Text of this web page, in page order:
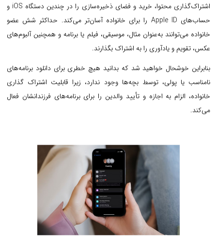
اشتراک‌گذاری محتوا، خرید و فضای ذخیره‌سازی را در چندین دستگاه iOS و
حساب‌های Apple ID را برای خانواده آسان‌تر می‌کند.
حداکثر شش عضو
خانواده می‌توانند به‌عنوان مثال، موسیقی، فیلم یا برنامه و همچنین آلبوم‌های
عکس، تقویم و یادآوری را به اشتراک بگذارند.
بنابراین خوشحال خواهید شد که بدانید هیچ خطری برای دانلود برنامه‌های
نامناسب یا پولی، توسط بچه‌ها وجود ندارد، زیرا قابلیت اشتراک گذاری
خانواده، الزام به اجازه و تأیید والدین را برای برنامه‌های فرزندانشان فعال
می‌کند.